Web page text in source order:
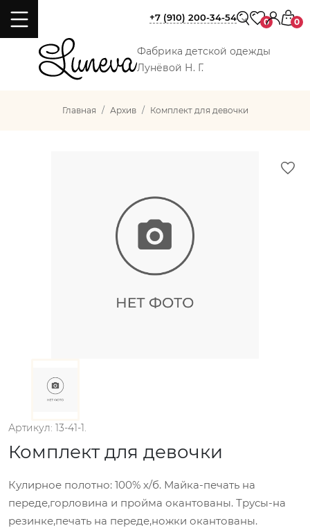
Фабрика детской одежды
Лунёвой Н. Г.
+7 (910) 200-34-54 0 0
Главная Архив Комплект для девочки
Артикул: 13-41-1.
Комплект для девочки
Кулирное полотно: 100% х/б. Майка-печать на
переде,горловина и пройма окантованы. Трусы-на
резинке,печать на переде,ножки окантованы.